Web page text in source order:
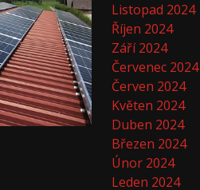
Listopad 2024
Říjen 2024
Září 2024
Červenec 2024
Červen 2024
Květen 2024
Duben 2024
Březen 2024
Únor 2024
Leden 2024